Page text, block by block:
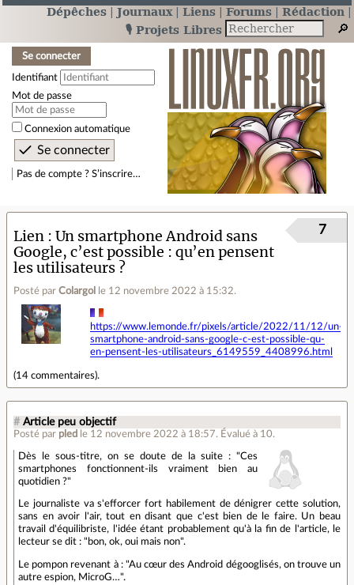
Dépêches Journaux Liens Forums
Rédaction
🎙️ Projets Libres
Se connecter
Identifiant
Mot de passe
Connexion automatique
Pas de compte ? S’inscrire…
Lien
Un smartphone Android sans
Google, c’est possible : qu’en pensent
les utilisateurs ?
Posté par Colargol le 12 novembre 2022 à 15:32.
7
https://www.lemonde.fr/pixels/article/2022/11/12/un-
smartphone-android-sans-google-c-est-possible-qu-
en-pensent-les-utilisateurs_6149559_4408996.html
(14 commentaires).
# Article peu objectif
Posté par pled le 12 novembre 2022 à 18:57. Évalué à 10.
Dès le sous-titre, on se doute de la suite : "Ces
smartphones fonctionnent-ils vraiment bien au
quotidien ?"
Le journaliste va s'efforcer fort habilement de dénigrer cette solution,
sans en avoir l'air, tout en disant que c'est bien de le faire. Un beau
travail d'équilibriste, l'idée étant probablement qu'à la fin de l'article, le
lecteur se dit : "bon, ok, oui mais non".
Le pompon revenant à : "Au cœur des Android dégooglisés, on trouve un
autre espion, MicroG…".